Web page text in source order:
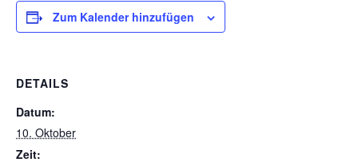
Zum Kalender hinzufügen
DETAILS
Datum:
10. Oktober
Zeit: